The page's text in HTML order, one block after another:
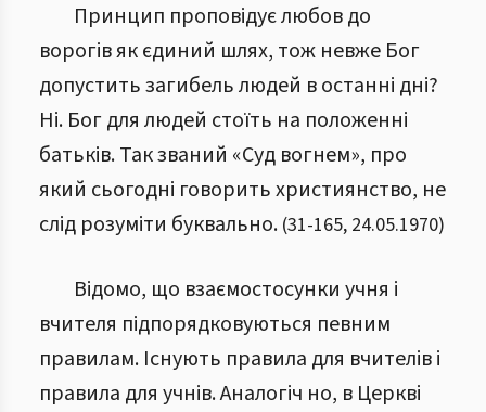
Принцип проповідує любов до
ворогів як єдиний шлях, тож невже Бог
допустить загибель людей в останні дні?
Ні. Бог для людей стоїть на положенні
батьків. Так званий «Суд вогнем», про
який сьогодні говорить християнство, не
слід розуміти буквально. (31-165, 24.05.1970)
Відомо, що взаємостосунки учня і
вчителя підпорядковуються певним
правилам. Існують правила для вчителів і
правила для учнів. Аналогіч но, в Церкві